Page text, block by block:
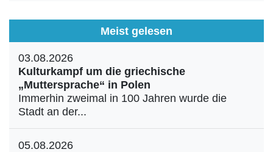
Meist gelesen
03.08.2026
Kulturkampf um die griechische
„Muttersprache“ in Polen
Immerhin zweimal in 100 Jahren wurde die
Stadt an der...
05.08.2026